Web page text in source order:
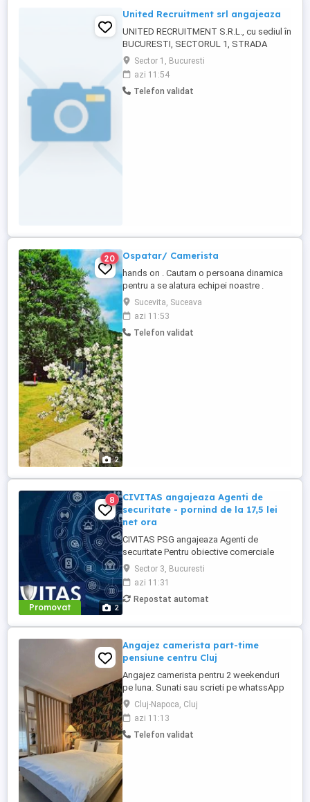
United Recruitment srl angajeaza
UNITED RECRUITMENT S.R.L., cu sediul în
BUCURESTI, SECTORUL 1, STRADA
INTRAREA SEVASTOPOL, NR.1, PARTER,
CAMERA 6, inregistrata in Oficiul
Registrului Comerțului sub nr.
J2011012811405, Cod Unic de Inregistrare
Sector 1, Bucuresti
azi 11:54
Telefon validat
2
20 Ospatar/ Camerista
hands on . Cautam o persoana dinamica
pentru a se alatura echipei noastre .
Sucevita, Suceava
azi 11:53
Telefon validat
Promovat 2
8
CIVITAS angajeaza Agenti de
securitate - pornind de la 17,5 lei
net ora
CIVITAS PSG angajeaza Agenti de
securitate Pentru obiective comerciale
(magazine de haine din mall-urile din
Bucuresti) CONTACT: apel la numarul din
anunt Locatia: Park Lake, metrou Dristor
Tarif de 17,5 lei ora pentru inceput.
Garantam Salariu, program, ...
Sector 3, Bucuresti
azi 11:31
Repostat automat
Angajez camerista part-time
pensiune centru Cluj
Angajez camerista pentru 2 weekenduri
pe luna. Sunati sau scrieti pe whatssApp
daca sunteti interesate la nr .
Cluj-Napoca, Cluj
azi 11:13
Telefon validat